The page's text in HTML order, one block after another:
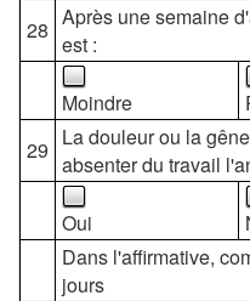
28 Après une semaine
est :
Moindre
29 La douleur ou la
absenter du travail
Oui
Dans l'affirmative,
jours